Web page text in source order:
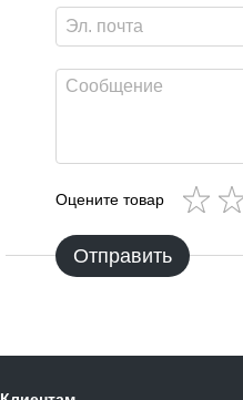
Оцените товар
Отправить